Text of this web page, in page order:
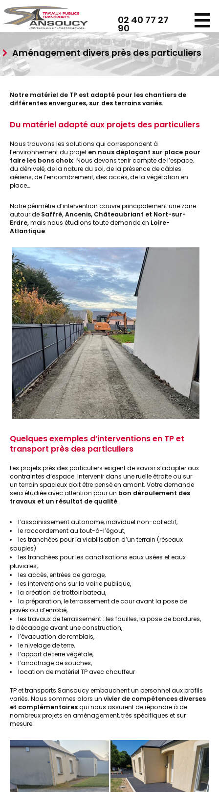
02 40 77 27
90
Aménagement divers près des particuliers
Notre matériel de TP est adapté pour les chantiers de
différentes envergures, sur des terrains variés.
Du matériel adapté aux projets des particuliers
Nous trouvons les solutions qui correspondent à
l’environnement du projet en nous déplaçant sur place pour
faire les bons choix. Nous devons tenir compte de l’espace,
du dénivelé, de la nature du sol, de la présence de câbles
aériens, de l’encombrement, des accès, de la végétation en
place…
Notre périmètre d’intervention couvre principalement une zone
autour de Saffré, Ancenis, Châteaubriant et Nort-sur-
Erdre,mais nous étudions toute demande en Loire-
Atlantique.
Quelques exemples d’interventions en TP et
transport près des particuliers
Les projets près des particuliers exigent de savoir s’adapter aux
contraintes d’espace. Intervenir dans une ruelle étroite ou sur
un terrain spacieux doit être pensé en amont. Votre demande
sera étudiée avec attention pour un bon déroulement des
travaux et un résultat de qualité.
l’assainissement autonome, individuel non-collectif,
le raccordement au tout-à-l’égout,
les tranchées pour la viabilisation d’un terrain (réseaux
souples)
les tranchées pour les canalisations eaux usées et eaux
pluviales,
les accès, entrées de garage,
les interventions sur la voirie publique,
la création de trottoir bateau,
la préparation, le terrassement de cour avant la pose de
pavés ou d’enrobé,
les travaux de terrassement : les fouilles, la pose de bordures,
le décapage avant une construction,
l’évacuation de remblais,
le nivelage de terre,
l’apport de terre végétale,
l’arrachage de souches,
location de matériel TP avec chauffeur
TP et transports Sansoucy embauchent un personnel aux profils
variés. Nous sommes alors un vivier de compétences diverses
et complémentairesqui nous assurent de répondre à de
nombreux projets en aménagement, très spécifiques et sur
mesure.
Panneau de gestion des cookies